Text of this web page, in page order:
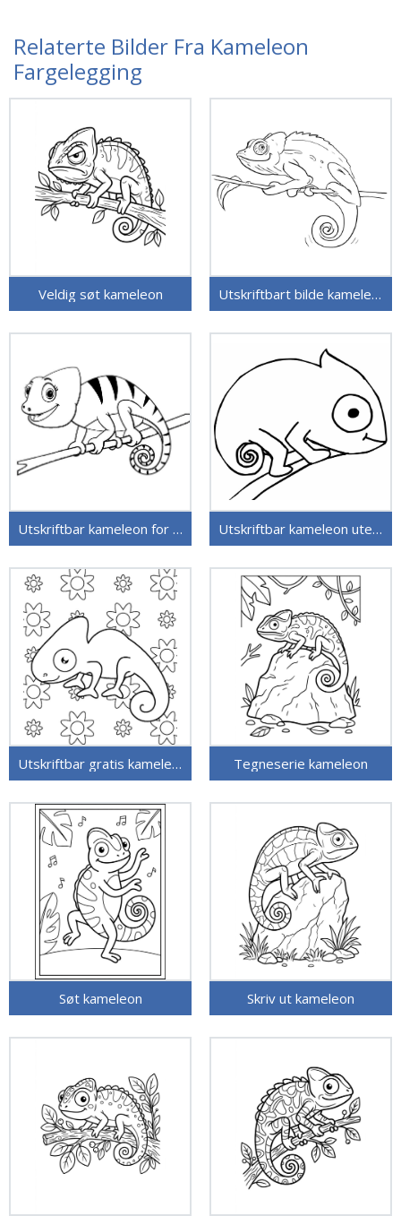
Relaterte Bilder Fra Kameleon
Fargelegging
Veldig søt kameleon Utskriftbart bilde kameleon
Utskriftbar kameleon for barn Utskriftbar kameleon uten kostnad
Utskriftbar gratis kameleon Tegneserie kameleon
Søt kameleon Skriv ut kameleon